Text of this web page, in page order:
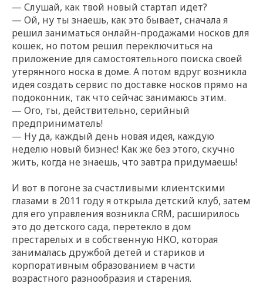
— Слушай, как твой новый стартап идет?
— Ой, ну ты знаешь, как это бывает, сначала я
решил заниматься онлайн-продажами носков для
кошек, но потом решил переключиться на
приложение для самостоятельного поиска своей
утерянного носка в доме. А потом вдруг возникла
идея создать сервис по доставке носков прямо на
подоконник, так что сейчас занимаюсь этим.
— Ого, ты, действительно, серийный
предприниматель!
— Ну да, каждый день новая идея, каждую
неделю новый бизнес! Как же без этого, скучно
жить, когда не знаешь, что завтра придумаешь!
И вот в погоне за счастливыми клиентскими
глазами в 2011 году я открыла детский клуб, затем
для его управления возникла CRM, расширилось
это до детского сада, перетекло в дом
престарелых и в собственную НКО, которая
занималась дружбой детей и стариков и
корпоративным образованием в части
возрастного разнообразия и старения.